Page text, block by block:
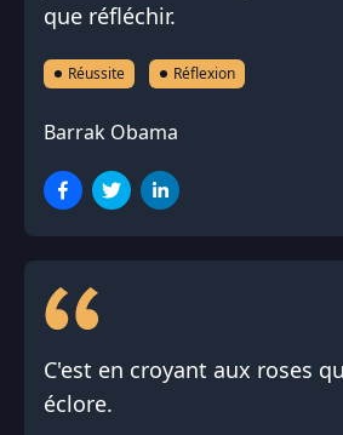
que réfléchir.
Réussite Réflexion
Barrak Obama
C'est en croyant aux roses
éclore.